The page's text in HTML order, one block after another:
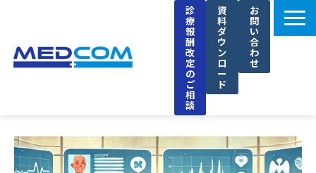
診
療
報
酬
改
定
の
ご
相
談
資
料
ダ
ウ
ン
ロ
ー
ド
お
問
い
合
わ
せ
選ばれる理由